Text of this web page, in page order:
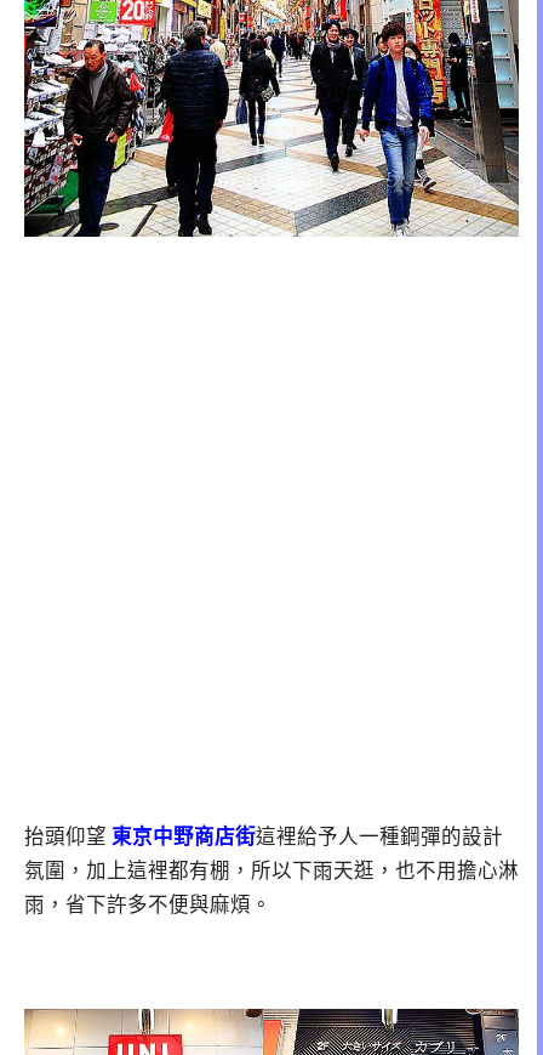
抬頭仰望 東京中野商店街這裡給予人一種鋼彈的設計
氛圍，加上這裡都有棚，所以下雨天逛，也不用擔心淋
雨，省下許多不便與麻煩。